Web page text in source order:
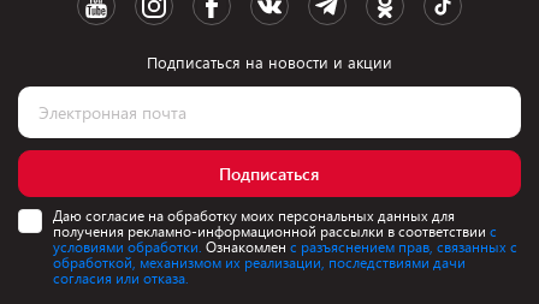
Подписаться на новости и акции
Подписаться
Даю согласие на обработку моих персональных данных для
получения рекламно-информационной рассылки в соответствии с
условиями обработки. Ознакомлен с разъяснением прав, связанных с
обработкой, механизмом их реализации, последствиями дачи
согласия или отказа.